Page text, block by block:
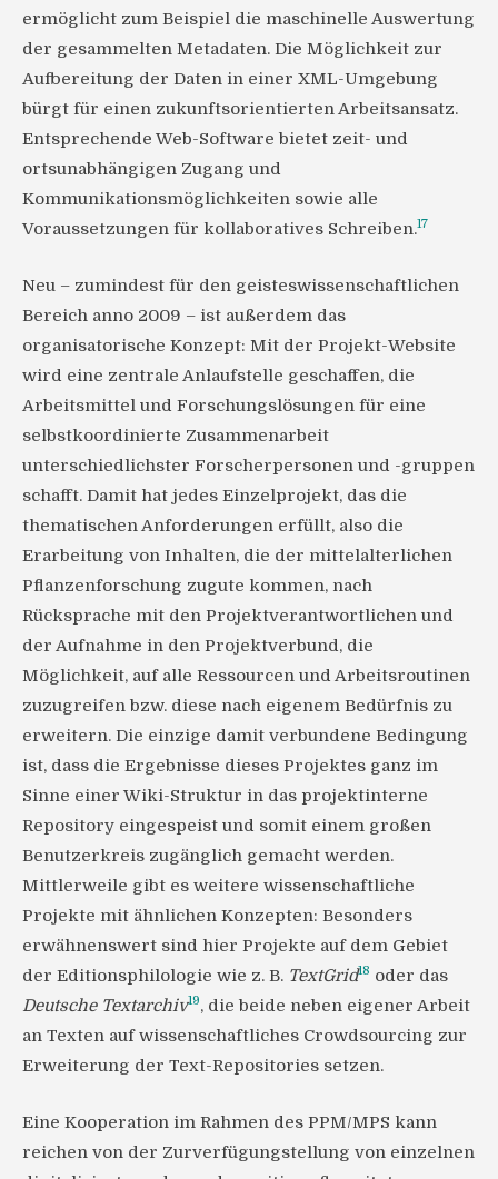
ermöglicht zum Beispiel die maschinelle Auswertung
der gesammelten Metadaten. Die Möglichkeit zur
Aufbereitung der Daten in einer XML-Umgebung
bürgt für einen zukunftsorientierten Arbeitsansatz.
Entsprechende Web-Software bietet zeit- und
ortsunabhängigen Zugang und
Kommunikationsmöglichkeiten sowie alle
Voraussetzungen für kollaboratives Schreiben.17
Neu – zumindest für den geisteswissenschaftlichen
Bereich anno 2009 – ist außerdem das
organisatorische Konzept: Mit der Projekt-Website
wird eine zentrale Anlaufstelle geschaffen, die
Arbeitsmittel und Forschungslösungen für eine
selbstkoordinierte Zusammenarbeit
unterschiedlichster Forscherpersonen und -gruppen
schafft. Damit hat jedes Einzelprojekt, das die
thematischen Anforderungen erfüllt, also die
Erarbeitung von Inhalten, die der mittelalterlichen
Pflanzenforschung zugute kommen, nach
Rücksprache mit den Projektverantwortlichen und
der Aufnahme in den Projektverbund, die
Möglichkeit, auf alle Ressourcen und Arbeitsroutinen
zuzugreifen bzw. diese nach eigenem Bedürfnis zu
erweitern. Die einzige damit verbundene Bedingung
ist, dass die Ergebnisse dieses Projektes ganz im
Sinne einer Wiki-Struktur in das projektinterne
Repository eingespeist und somit einem großen
Benutzerkreis zugänglich gemacht werden.
Mittlerweile gibt es weitere wissenschaftliche
Projekte mit ähnlichen Konzepten: Besonders
erwähnenswert sind hier Projekte auf dem Gebiet
der Editionsphilologie wie z. B. TextGrid18 oder das
Deutsche Textarchiv19, die beide neben eigener Arbeit
an Texten auf wissenschaftliches Crowdsourcing zur
Erweiterung der Text-Repositories setzen.
Eine Kooperation im Rahmen des PPM/MPS kann
reichen von der Zurverfügungstellung von einzelnen